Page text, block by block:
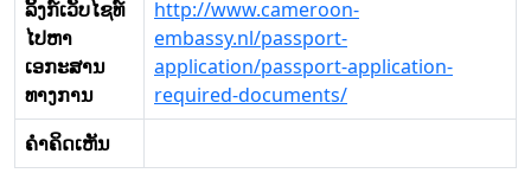
ລິ້ງກ໌ເວັບໄຊທ໌
ໄປຫາ
ເອກະສານ
ທາງການ
http://www.cameroon-
embassy.nl/passport-
application/passport-application-
required-documents/
ຄໍາຄິດເຫັນ